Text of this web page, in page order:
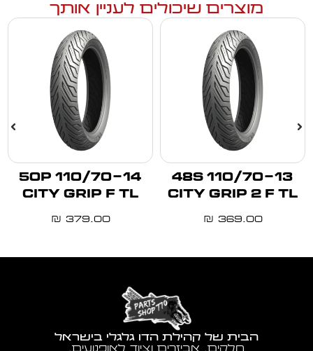
מוצרים שיכולים לעניין אותך
110/70-13 48S
CITY GRIP 2 F TL
369.00
₪
110/70-14 50P
CITY GRIP F TL
379.00
₪
הבית של קהילת הדו גלגלי בישראל